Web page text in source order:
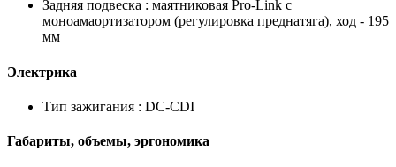
Задняя подвеска : маятниковая Pro-Link с
моноамаортизатором (регулировка преднатяга), ход - 195
мм
Электрика
Тип зажигания : DC-CDI
Габариты, объемы, эргономика